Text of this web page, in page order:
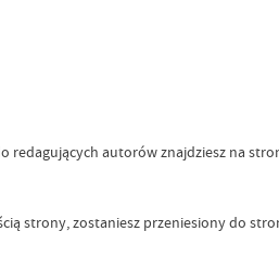
autorów znajdziesz na
strony, zostaniesz przeniesiony do